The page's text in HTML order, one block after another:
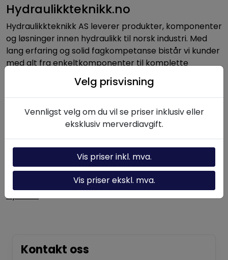
Hydraulikkteknikk.no
Hydraulikkteknikk AS leverer produkter, komponenter
og løsninger innen hydraulikk til norsk industri. Med
lang erfaring og solid fagkompetanse bistår vi kunder
med alt fra enkeltkomponenter til komplette
hydrauliske systemer.
Nyttige linker
Kontakt oss
Nyheter
Kontakt oss
Velg prisvisning
Vennligst velg om du vil se priser inklusiv eller
eksklusiv merverdiavgift.
Vis priser inkl. mva.
Vis priser ekskl. mva.